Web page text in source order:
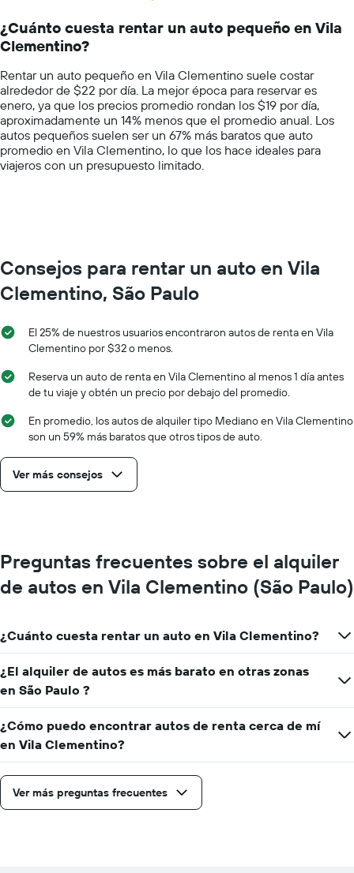
por
día.
categories.
The
has
1
Y
axis
displaying
values.
Range:
¿Cuánto cuesta rentar un auto pequeño en Vila
Clementino?
Rentar un auto pequeño en Vila Clementino suele costar
alrededor de $22 por día. La mejor época para reservar es
enero, ya que los precios promedio rondan los $19 por día,
aproximadamente un 14% menos que el promedio anual. Los
autos pequeños suelen ser un 67% más baratos que auto
promedio en Vila Clementino, lo que los hace ideales para
viajeros con un presupuesto limitado.
Consejos para rentar un auto en Vila
Clementino, São Paulo
El 25% de nuestros usuarios encontraron autos de renta en Vila
Clementino por $32 o menos.
Reserva un auto de renta en Vila Clementino al menos 1 día antes
de tu viaje y obtén un precio por debajo del promedio.
En promedio, los autos de alquiler tipo Mediano en Vila Clementino
son un 59% más baratos que otros tipos de auto.
Ver más consejos
Preguntas frecuentes sobre el alquiler
de autos en Vila Clementino (São Paulo)
¿Cuánto cuesta rentar un auto en Vila Clementino?
¿El alquiler de autos es más barato en otras zonas
en São Paulo ?
¿Cómo puedo encontrar autos de renta cerca de mí
en Vila Clementino?
Ver más preguntas frecuentes